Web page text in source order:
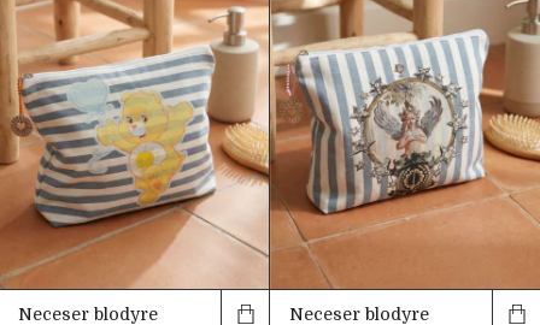
Neceser blodyre Neceser blodyre